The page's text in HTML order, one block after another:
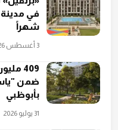
شهراً
3 أغسطس 2026
409
ضمن
بأبوظبي
31 يوليو 2026